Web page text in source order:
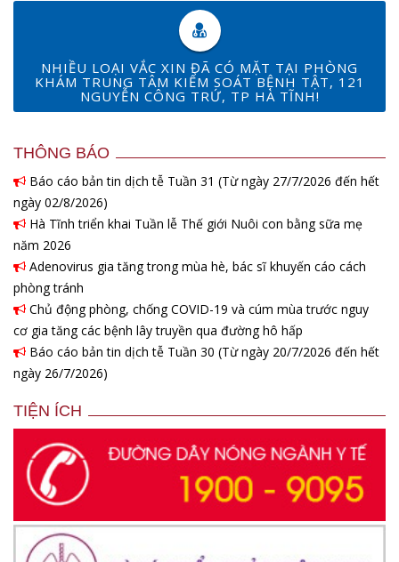
NHIỀU LOẠI VẮC XIN ĐÃ CÓ MẶT TẠI PHÒNG
KHÁM TRUNG TÂM KIỂM SOÁT BỆNH TẬT, 121
NGUYỄN CÔNG TRỨ, TP HÀ TĨNH!
THÔNG BÁO
Báo cáo bản tin dịch tễ Tuần 31 (Từ ngày 27/7/2026 đến hết
ngày 02/8/2026)
Hà Tĩnh triển khai Tuần lễ Thế giới Nuôi con bằng sữa mẹ
năm 2026
Adenovirus gia tăng trong mùa hè, bác sĩ khuyến cáo cách
phòng tránh
Chủ động phòng, chống COVID-19 và cúm mùa trước nguy
cơ gia tăng các bệnh lây truyền qua đường hô hấp
Báo cáo bản tin dịch tễ Tuần 30 (Từ ngày 20/7/2026 đến hết
ngày 26/7/2026)
TIỆN ÍCH